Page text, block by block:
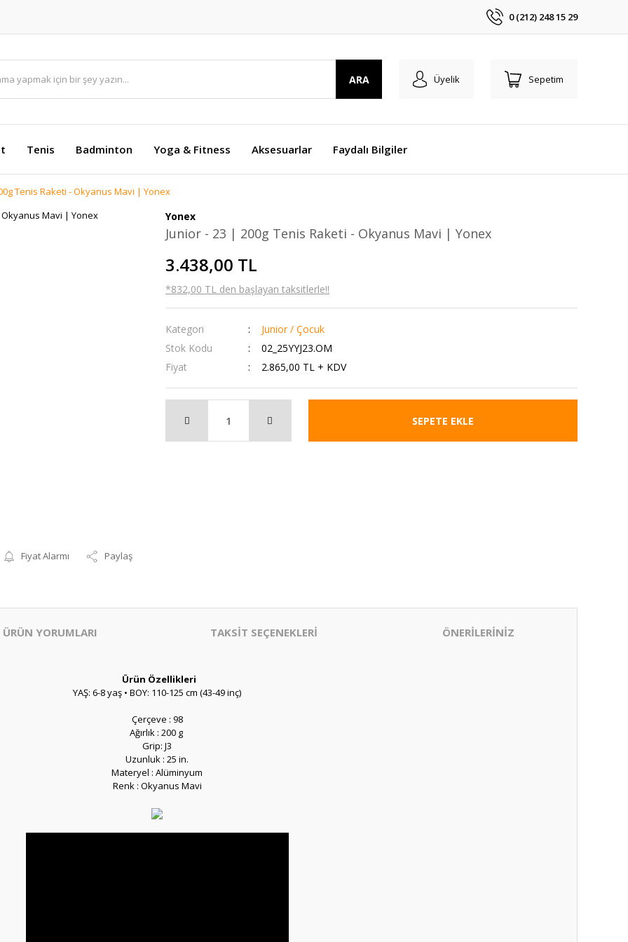
0 (212) 248 15 29
ARA Üyelik Sepetim
Tenis Badminton Yoga & Fitness Aksesuarlar Faydalı Bilgiler
Tenis Raketi - Okyanus Mavi | Yonex
Fiyat Alarmı Paylaş
Yonex
Junior - 23 | 200g Tenis Raketi - Okyanus Mavi | Yonex
3.438,00 TL
*832,00 TL den başlayan taksitlerle!!
Kategori
Junior / Çocuk
Stok Kodu
02_25YYJ23.OM
Fiyat
2.865,00 TL + KDV
SEPETE EKLE
ÜRÜN YORUMLARI TAKSİT SEÇENEKLERİ ÖNERİLERİNİZ
Ürün Özellikleri
YAŞ: 6-8 yaş • BOY: 110-125 cm (43-49 inç)
Çerçeve : 98
Ağırlık : 200 g
Grip: J3
Uzunluk : 25 in.
Materyel : Alüminyum
Renk : Okyanus Mavi